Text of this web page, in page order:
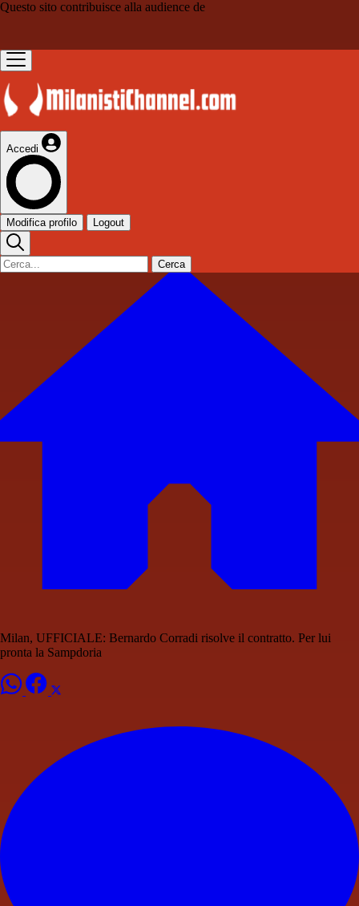
Questo sito contribuisce alla audience de
Accedi
Modifica profilo Logout
Cerca
Milan, UFFICIALE: Bernardo Corradi risolve il contratto. Per lui
pronta la Sampdoria